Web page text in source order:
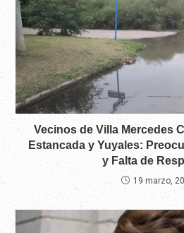
Vecinos de Villa Mercedes
Estancada y Yuyales:
y Falta de
19 marzo,